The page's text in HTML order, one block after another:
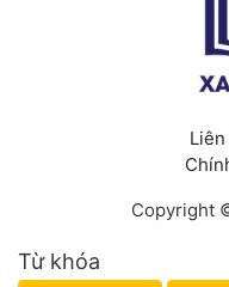
Copyright
Từ khóa